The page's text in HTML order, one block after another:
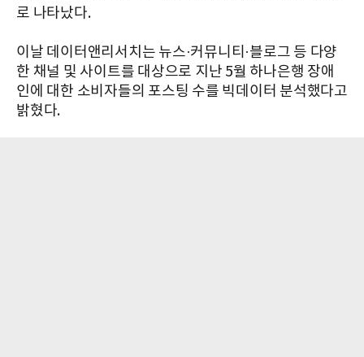
로 나타났다.
이날 데이터앤리서치는 뉴스·커뮤니티·블로그 등 다양
한 채널 및 사이트를 대상으로 지난 5월 하나은행 장애
인에 대한 소비자들의 포스팅 수를 빅데이터 분석했다고
밝혔다.